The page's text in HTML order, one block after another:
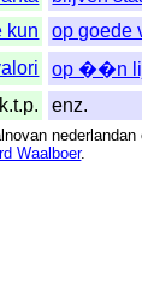
kun
op goede
op ��n
k.t.p.
enz.
nederlandan
Waalboer.